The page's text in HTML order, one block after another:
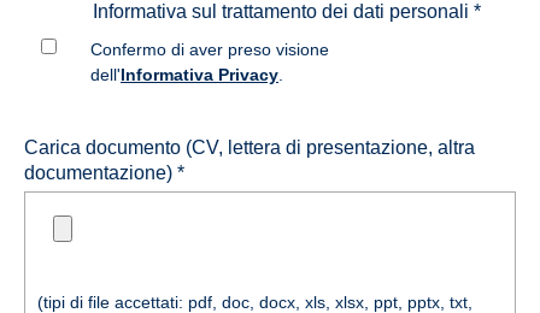
Informativa sul trattamento dei dati personali *
Confermo di aver preso visione
dell'Informativa Privacy.
Carica documento (CV, lettera di presentazione, altra
documentazione) *
(tipi di file accettati: pdf, doc, docx, xls, xlsx, ppt, pptx, txt,